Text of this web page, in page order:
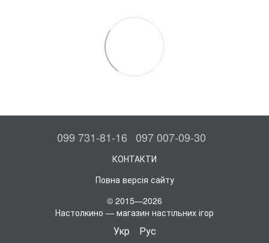
099 731-81-16 097 007-09-30
КОНТАКТИ
Повна версія сайту
© 2015—2026
Настолкино — магазин настільних ігор
Укр Рус